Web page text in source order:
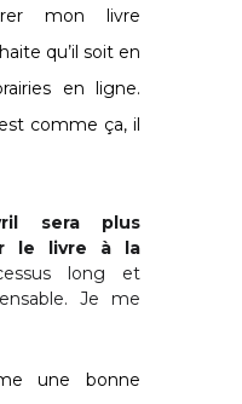
mon livre
qu’il soit en
en ligne.
comme ça, il
sera plus
le livre à la
long et
Je me
une bonne